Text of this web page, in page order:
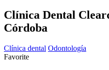
Clínica Dental
Córdoba
Clínica dental Odontología
Favorite